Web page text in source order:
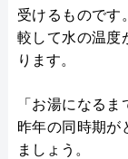
受けるものです
較して水の温度
ります。
「お湯になる
昨年の同時期が
ましょう。